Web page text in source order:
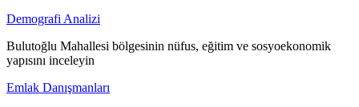
Demografi Analizi
Bulutoğlu Mahallesi bölgesinin nüfus, eğitim ve sosyoekonomik
yapısını inceleyin
Emlak Danışmanları